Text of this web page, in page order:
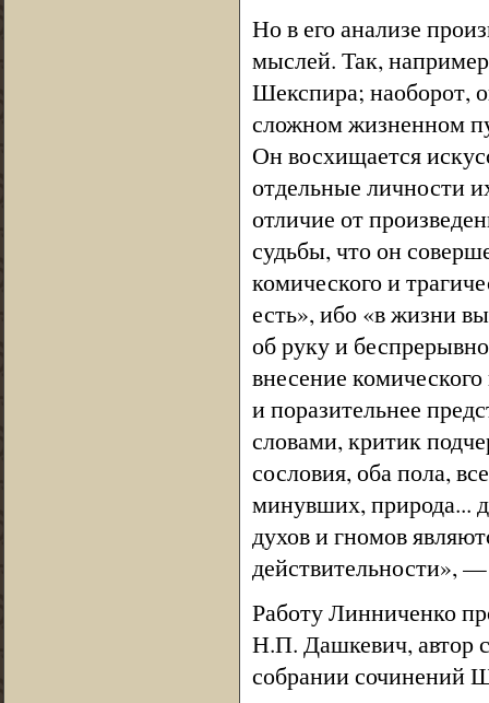
Но в его анализе
мыслей. Так,
Шекспира; наоборот,
сложном жизненном
Он восхищается
отдельные личности
отличие от
судьбы, что он
комического и
есть», ибо «в жизни
об руку и
внесение
и поразительнее
словами, критик
сословия, оба пола,
минувших, природа...
духов и гномов
действительности»,
Работу Линниченко
Н.П. Дашкевич, автор
собрании сочинений